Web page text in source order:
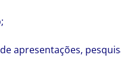
apresentações,